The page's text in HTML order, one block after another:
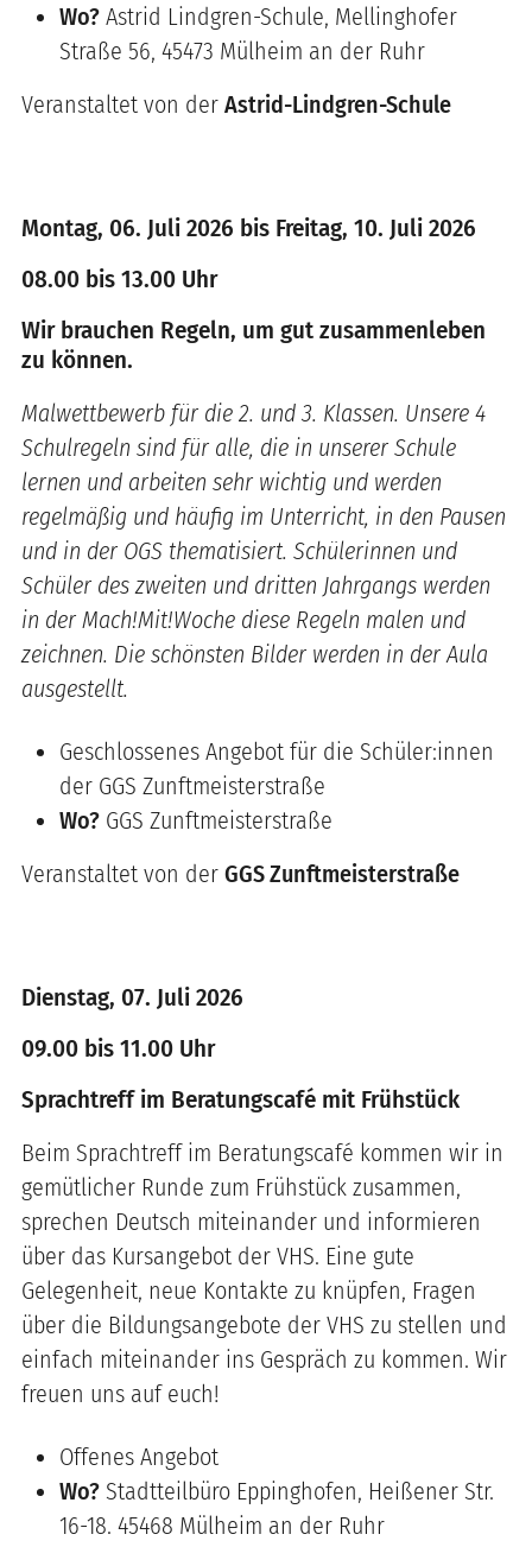
Wo? Astrid Lindgren-Schule, Mellinghofer
Straße 56, 45473 Mülheim an der Ruhr
Veranstaltet von der Astrid-Lindgren-Schule
Montag, 06. Juli 2026 bis Freitag, 10. Juli 2026
08.00 bis 13.00 Uhr
Wir brauchen Regeln, um gut zusammenleben
zu können.
Malwettbewerb für die 2. und 3. Klassen. Unsere 4
Schulregeln sind für alle, die in unserer Schule
lernen und arbeiten sehr wichtig und werden
regelmäßig und häufig im Unterricht, in den Pausen
und in der OGS thematisiert. Schülerinnen und
Schüler des zweiten und dritten Jahrgangs werden
in der Mach!Mit!Woche diese Regeln malen und
zeichnen. Die schönsten Bilder werden in der Aula
ausgestellt.
Geschlossenes Angebot für die Schüler:innen
der GGS Zunftmeisterstraße
Wo? GGS Zunftmeisterstraße
Veranstaltet von der GGS Zunftmeisterstraße
Dienstag, 07. Juli 2026
09.00 bis 11.00 Uhr
Sprachtreff im Beratungscafé mit Frühstück
Beim Sprachtreff im Beratungscafé kommen wir in
gemütlicher Runde zum Frühstück zusammen,
sprechen Deutsch miteinander und informieren
über das Kursangebot der VHS. Eine gute
Gelegenheit, neue Kontakte zu knüpfen, Fragen
über die Bildungsangebote der VHS zu stellen und
einfach miteinander ins Gespräch zu kommen. Wir
freuen uns auf euch!
Offenes Angebot
Wo? Stadtteilbüro Eppinghofen, Heißener Str.
16-18. 45468 Mülheim an der Ruhr